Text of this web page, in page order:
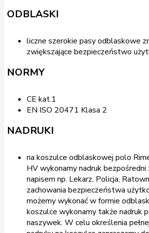
ODBLASKI
liczne szerokie pasy odblaskowe
zwiększające bezpieczeństwo
NORMY
CE kat.1
EN ISO 20471 Klasa 2
NADRUKI
na koszulce odblaskowej polo
HV wykonamy nadruk
napisem np. Lekarz, Policja,
zachowania bezpieczeństwa
możemy wykonać w formie
koszulce wykonamy także nadruk
naszywek. W celu określenia